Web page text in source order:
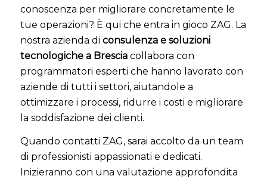
conoscenza per migliorare concretamente le
tue operazioni? È qui che entra in gioco ZAG. La
nostra azienda di consulenza e soluzioni
tecnologiche a Bresciacollabora con
programmatori esperti che hanno lavorato con
aziende di tutti i settori, aiutandole a
ottimizzare i processi, ridurre i costi e migliorare
la soddisfazione dei clienti.
Quando contatti ZAG, sarai accolto da un team
di professionisti appassionati e dedicati.
Inizieranno con una valutazione approfondita